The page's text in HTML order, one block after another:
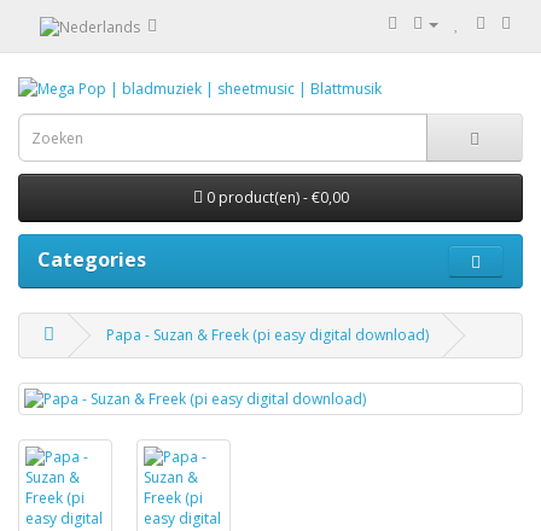
0 product(en) - €0,00
Categories
Papa - Suzan & Freek (pi easy digital download)